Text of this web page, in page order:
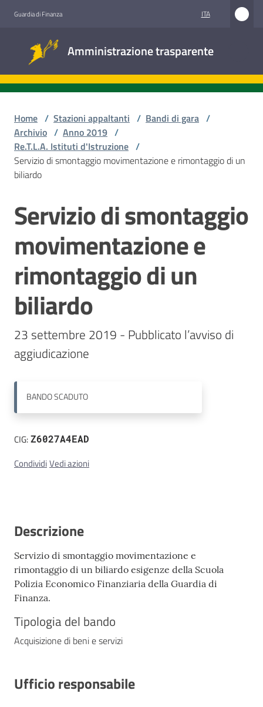
Guardia di Finanza ITA
Amministrazione trasparente
trasparente
Accesso
civico
appaltanti
Home / Stazioni appaltanti / Bandi di gara /
Archivio / Anno 2019 /
Re.T.L.A. Istituti d'Istruzione /
Servizio di smontaggio movimentazione e rimontaggio di un
biliardo
Salta al contenuto
Servizio di smontaggio
movimentazione e
rimontaggio di un
biliardo
23 settembre 2019 - Pubblicato l’avviso di
aggiudicazione
BANDOSCADUTO
CIG:Z6027A4EAD
CondividiVedi azioni
Descrizione
Servizio di smontaggio movimentazione e
rimontaggio di un biliardo esigenze della Scuola
Polizia Economico Finanziaria della Guardia di
Finanza.
Tipologia del bando
Acquisizione di beni e servizi
Ufficio responsabile